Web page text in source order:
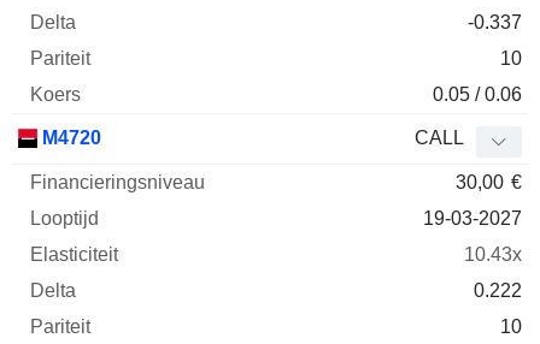
-0.337
10
0.05 / 0.06
M4720 CALL
30,00 €
19-03-2027
10.43x
0.222
10